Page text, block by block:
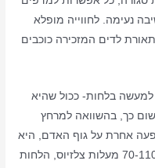
נעימה. לחווייה מופלא
לדים המזכירה כוכבים
בלחות- ככול שהיא
כך, בהשוואה למרחץ
אחרת על גוף האדם, היא
מייבשת יותר. הטמפרטורה נמצאת בין 70-110 מעלות צלזיוס, הלחות